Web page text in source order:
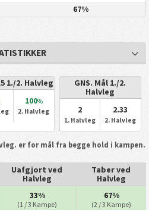
67%
1./2. Halvleg
100%
2. Halvleg
GNS. Mål 1./2.
Halvleg
2
1. Halvleg
2.33
2. Halvleg
er for mål fra begge hold i kampen.
Uafgjort ved
Halvleg
Taber ved
Halvleg
33%
(1 / 3 Kampe)
67%
(2 / 3 Kampe)